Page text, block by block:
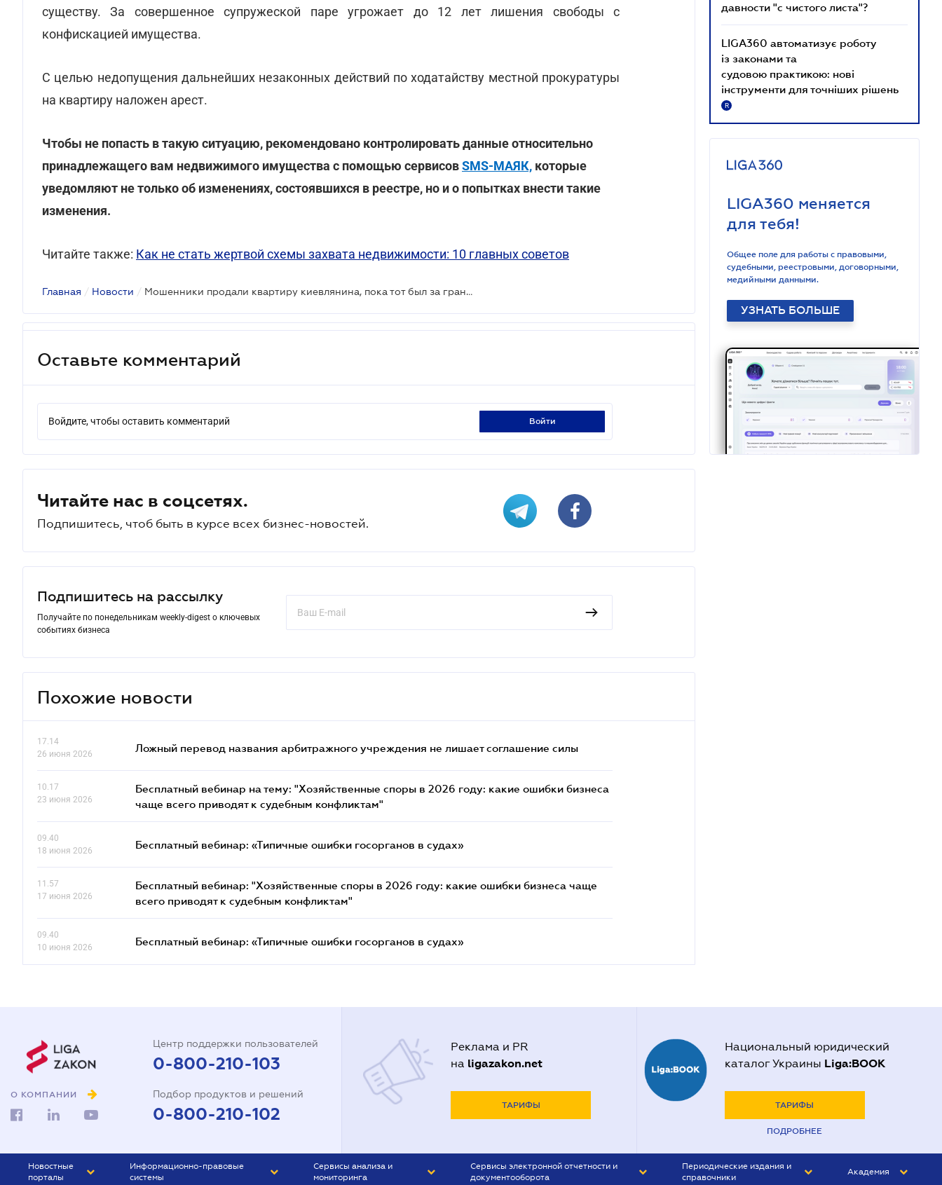
существу. За совершенное супружеской паре угрожает до 12 лет лишения свободы с
конфискацией имущества.
С целью недопущения дальнейших незаконных действий по ходатайству местной прокуратуры
на квартиру наложен арест.
Чтобы не попасть в такую ситуацию, рекомендовано контролировать данные относительно
принадлежащего вам недвижимого имущества с помощью сервисовSMS-МАЯК, которые
уведомляют не только об изменениях, состоявшихся в реестре, но и о попытках внести такие
изменения.
Читайте также: Как не стать жертвой схемы захвата недвижимости: 10 главных советов
Главная / Новости / Мошенники продали квартиру киевлянина, пока тот был за границей
Оставьте комментарий
Войдите, чтобы оставить комментарий войти
Читайте нас в соцсетях.
Подпишитесь, чтоб быть в курсе всех бизнес-новостей.
Подпишитесь на рассылку
Получайте по понедельникам weekly-digest о ключевых
событиях бизнеса
Похожие новости
17.14
26 июня 2026
Ложный перевод названия арбитражного учреждения не лишает соглашение силы
10.17
23 июня 2026
Бесплатный вебинар на тему: "Хозяйственные споры в 2026 году: какие ошибки бизнеса
чаще всего приводят к судебным конфликтам"
09.40
18 июня 2026
Бесплатный вебинар: «Типичные ошибки госорганов в судах»
11.57
17 июня 2026
Бесплатный вебинар: "Хозяйственные споры в 2026 году: какие ошибки бизнеса чаще
всего приводят к судебным конфликтам"
09.40
10 июня 2026
Бесплатный вебинар: «Типичные ошибки госорганов в судах»
давности "с чистого листа"?
LIGA360 автоматизує роботу
із законами та
судовою практикою: нові
інструменти для точніших рішень
R
LIGA360 меняется
для тебя!
Общее поле для работы с правовыми,
судебными, реестровыми, договорными,
медийными данными.
УЗНАТЬ БОЛЬШЕ
О КОМПАНИИ
Центр поддержки пользователей
0-800-210-103
Подбор продуктов и решений
0-800-210-102
Реклама и PR
на ligazakon.net
ТАРИФЫ
Национальный юридический
каталог Украины Liga:BOOK
ТАРИФЫ
ПОДРОБНЕЕ
Новостные
порталы
Информационно-правовые
системы
Сервисы анализа и
мониторинга
Сервисы электронной отчетности и
документооборота
Периодические издания и
справочники
Академия